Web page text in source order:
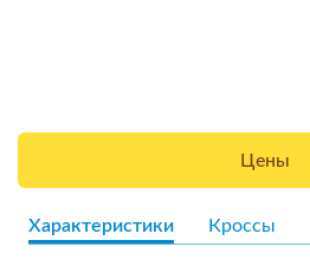
Цены
Характеристики Кроссы